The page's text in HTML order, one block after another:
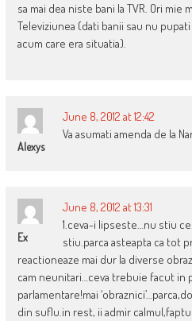
sa mai dea niste bani la TVR. Ori mie
Televiziunea (dati banii sau nu
acum care era situatia).
Alexys
June 8, 2012 at 12:42
Va asumati amenda de la
Ex
June 8, 2012 at 13:31
1.ceva-i lipseste…nu stiu
stiu.parca asteapta ca tot
reactioneaze mai dur la diverse
cam neunitari…ceva trebuie facut in
parlamentare!mai
din suflu.in rest, ii admir